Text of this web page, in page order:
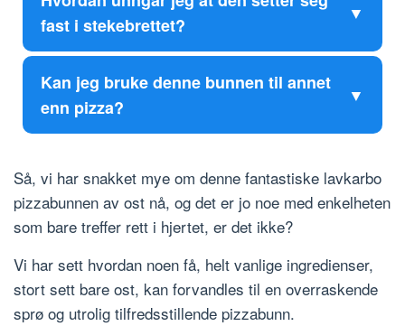
fast i stekebrettet?
Kan jeg bruke denne bunnen til annet
enn pizza?
Så, vi har snakket mye om denne fantastiske lavkarbo
pizzabunnen av ost nå, og det er jo noe med enkelheten
som bare treffer rett i hjertet, er det ikke?
Vi har sett hvordan noen få, helt vanlige ingredienser,
stort sett bare ost, kan forvandles til en overraskende
sprø og utrolig tilfredsstillende pizzabunn.